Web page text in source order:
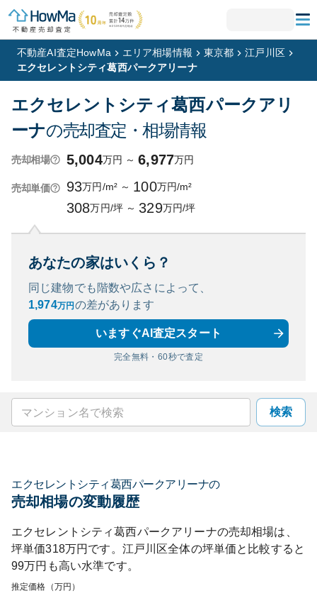
不動産AI査定HowMa エリア相場情報 東京都
江戸川区
エクセレントシティ葛西パークアリーナ
エクセレントシティ葛西パークアリ
ーナの売却査定・相場情報
売却相場 5,004万円 ～ 6,977万円
売却単価 93万円/m² ～ 100万円/m²
308万円/坪 ～ 329万円/坪
あなたの家はいくら？
同じ建物でも階数や広さによって、
1,974万円 の差があります
いますぐAI査定スタート
完全無料・60秒で査定
検索
エクセレントシティ葛西パークアリーナの
売却相場の変動履歴
エクセレントシティ葛西パークアリーナの売却相場は、
坪単価318万円です。 江戸川区全体の坪単価と比較すると
99万円も高い水準です。
推定価格（万円）